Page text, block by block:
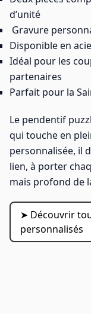
d’unité
Gravure
Disponible en
Idéal pour les
partenaires
Parfait pour la
Le pendentif
qui touche en
personnalisée, il
lien, à porter
mais profond de
➤ Découvrir
personnalisés